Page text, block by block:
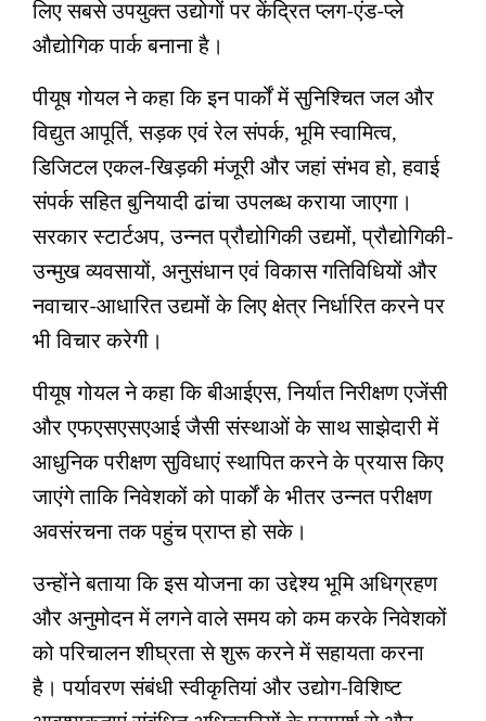
लिए सबसे उपयुक्त उद्योगों पर केंद्रित प्लग-एंड-प्ले
औद्योगिक पार्क बनाना है।
पीयूष गोयल ने कहा कि इन पार्कों में सुनिश्चित जल और
विद्युत आपूर्ति, सड़क एवं रेल संपर्क, भूमि स्वामित्व,
डिजिटल एकल-खिड़की मंजूरी और जहां संभव हो, हवाई
संपर्क सहित बुनियादी ढांचा उपलब्ध कराया जाएगा।
सरकार स्टार्टअप, उन्नत प्रौद्योगिकी उद्यमों, प्रौद्योगिकी-
उन्मुख व्यवसायों, अनुसंधान एवं विकास गतिविधियों और
नवाचार-आधारित उद्यमों के लिए क्षेत्र निर्धारित करने पर
भी विचार करेगी।
पीयूष गोयल ने कहा कि बीआईएस, निर्यात निरीक्षण एजेंसी
और एफएसएसएआई जैसी संस्थाओं के साथ साझेदारी में
आधुनिक परीक्षण सुविधाएं स्थापित करने के प्रयास किए
जाएंगे ताकि निवेशकों को पार्कों के भीतर उन्नत परीक्षण
अवसंरचना तक पहुंच प्राप्त हो सके।
उन्होंने बताया कि इस योजना का उद्देश्य भूमि अधिग्रहण
और अनुमोदन में लगने वाले समय को कम करके निवेशकों
को परिचालन शीघ्रता से शुरू करने में सहायता करना
है। पर्यावरण संबंधी स्वीकृतियां और उद्योग-विशिष्ट